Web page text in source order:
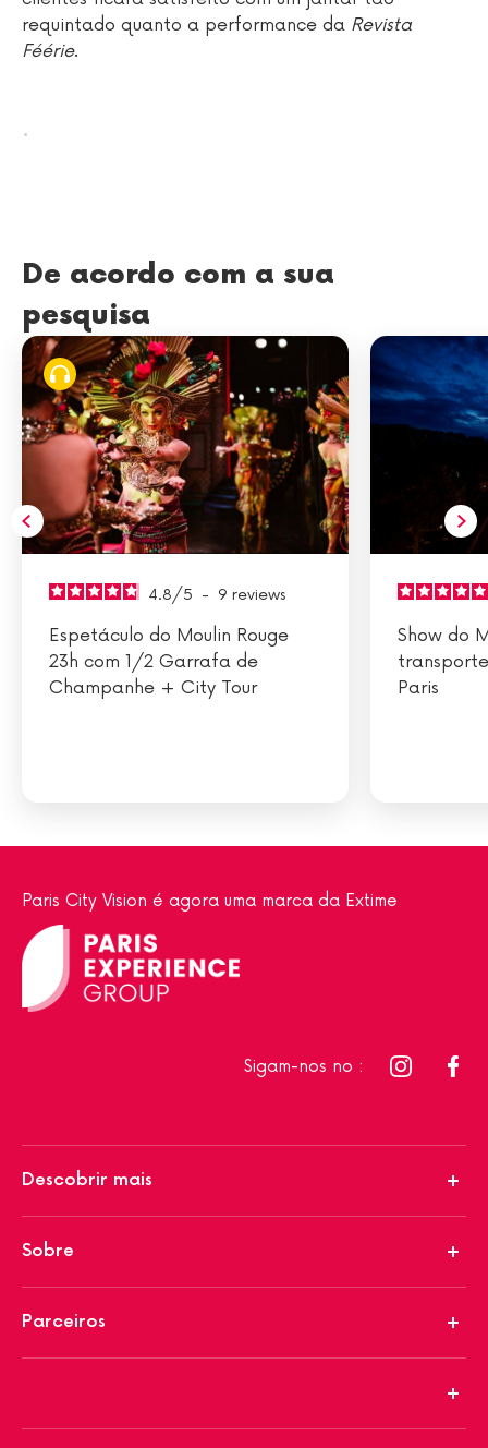
requintado quanto a performance da Revista
Féérie.
.
De acordo com a sua
pesquisa
4.8/5 - 9 reviews
Espetáculo do Moulin Rouge
23h com 1/2 Garrafa de
Champanhe + City Tour
Show do
Paris
Paris City Vision é agora uma marca da Extime
Sigam-nos no :
Descobrir mais
Sobre
Parceiros